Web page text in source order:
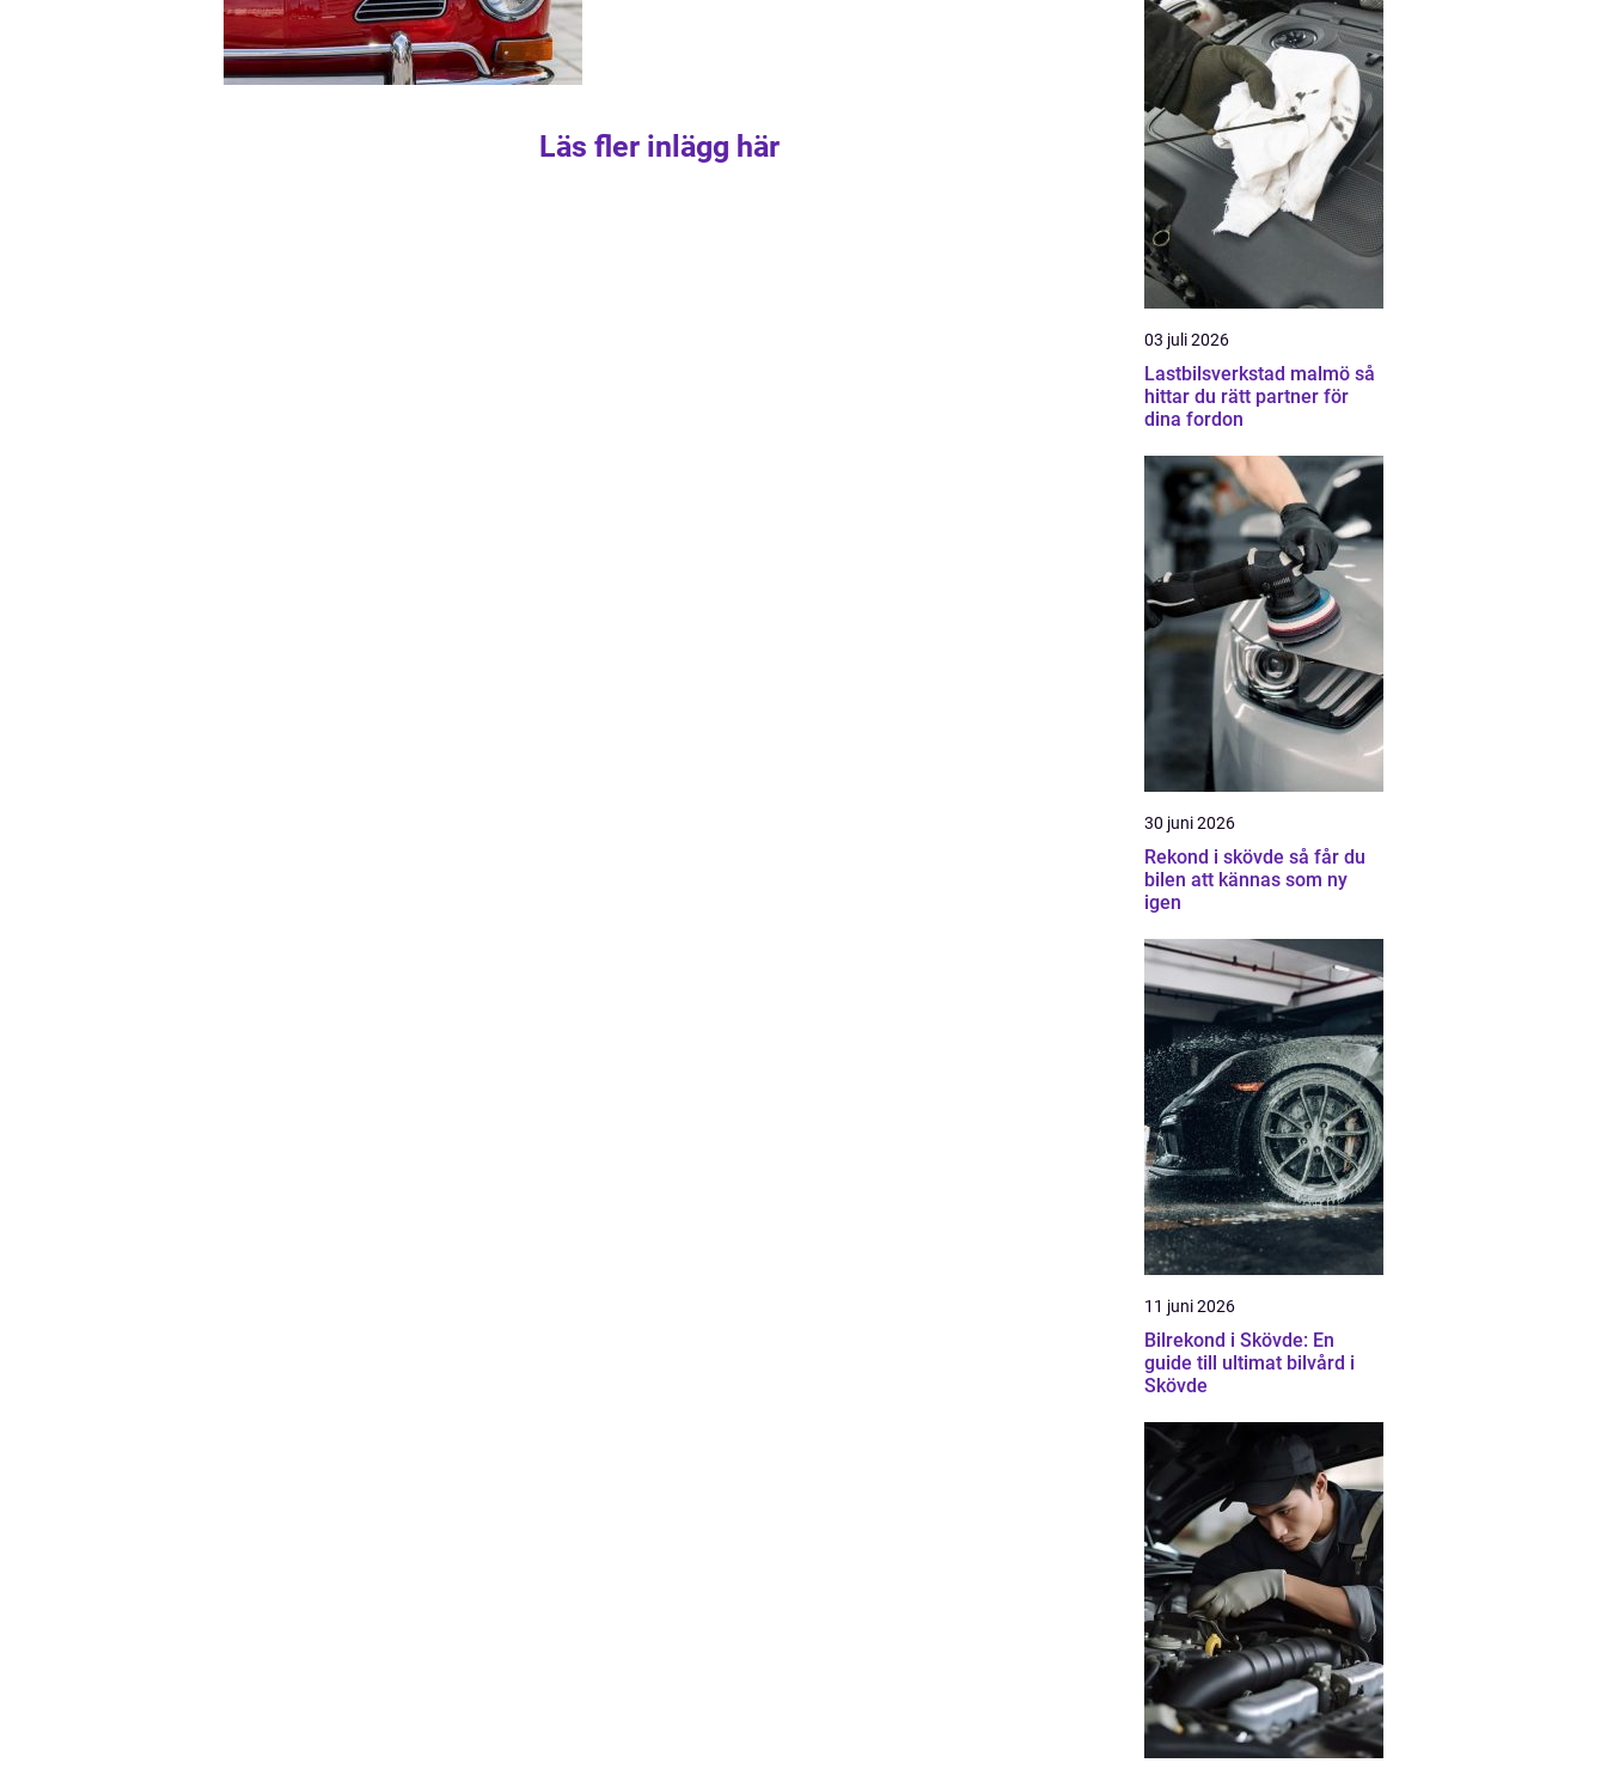
Läs fler inlägg här
03 juli 2026
Lastbilsverkstad malmö så
hittar du rätt partner för
dina fordon
30 juni 2026
Rekond i skövde så får du
bilen att kännas som ny
igen
11 juni 2026
Bilrekond i Skövde: En
guide till ultimat bilvård i
Skövde